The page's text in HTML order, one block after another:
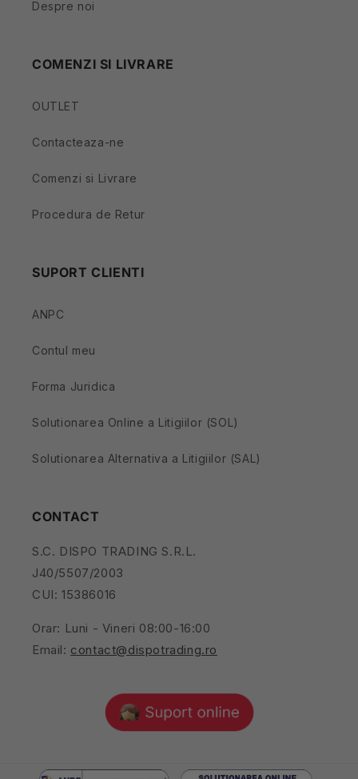
Despre noi
COMENZI SI LIVRARE
OUTLET
Contacteaza-ne
Comenzi si Livrare
Procedura de Retur
SUPORT CLIENTI
ANPC
Contul meu
Forma Juridica
Solutionarea Online a Litigiilor (SOL)
Solutionarea Alternativa a Litigiilor (SAL)
CONTACT
S.C. DISPO TRADING S.R.L.
J40/5507/2003
CUI: 15386016
Orar: Luni - Vineri 08:00-16:00
Email: contact@dispotrading.ro